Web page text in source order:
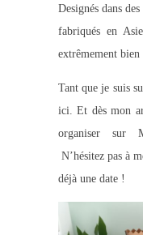
Designés dans
fabriqués en
extrêmement bien
Tant que je suis
ici. Et dès mon
organiser sur
N’hésitez pas à
déjà une date !